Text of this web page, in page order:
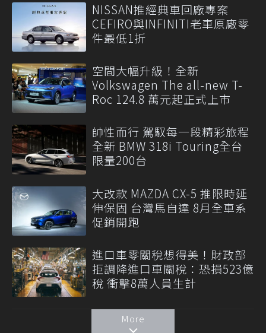
NISSAN推經典車回廠專案
CEFIRO與INFINITI老車原廠零
件最低1折
空間大幅升級！全新
Volkswagen The all-new T-
Roc 124.8 萬元起正式上市
帥性而行 駕馭每一段精彩旅程
全新 BMW 318i Touring全台
限量200台
大改款 MAZDA CX-5 推限時延
伸保固 台灣馬自達 8月全車系
促銷開跑
進口車零關稅想得美！財政部
拒調降進口車關稅：恐損523億
稅 衝擊8萬人員生計
More